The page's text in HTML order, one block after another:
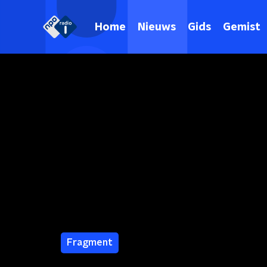
Home Nieuws Gids Gemist
Fragment